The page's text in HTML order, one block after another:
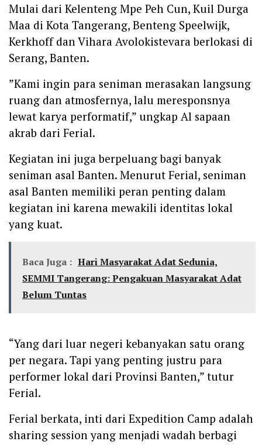
Mulai dari Kelenteng Mpe Peh Cun, Kuil Durga
Maa di Kota Tangerang, Benteng Speelwijk,
Kerkhoff dan Vihara Avolokistevara berlokasi di
Serang, Banten.
‎”Kami ingin para seniman merasakan langsung
ruang dan atmosfernya, lalu meresponsnya
lewat karya performatif,” ungkap Al sapaan
akrab dari Ferial.
‎Kegiatan ini juga berpeluang bagi banyak
seniman asal Banten. Menurut Ferial, seniman
asal Banten memiliki peran penting dalam
kegiatan ini karena mewakili identitas lokal
yang kuat.
Baca Juga : Hari Masyarakat Adat Sedunia,
SEMMI Tangerang: Pengakuan Masyarakat Adat
Belum Tuntas
‎“Yang dari luar negeri kebanyakan satu orang
per negara. Tapi yang penting justru para
performer lokal dari Provinsi Banten,” tutur
Ferial.
‎Ferial berkata, inti dari Expedition Camp adalah
sharing session yang menjadi wadah berbagi